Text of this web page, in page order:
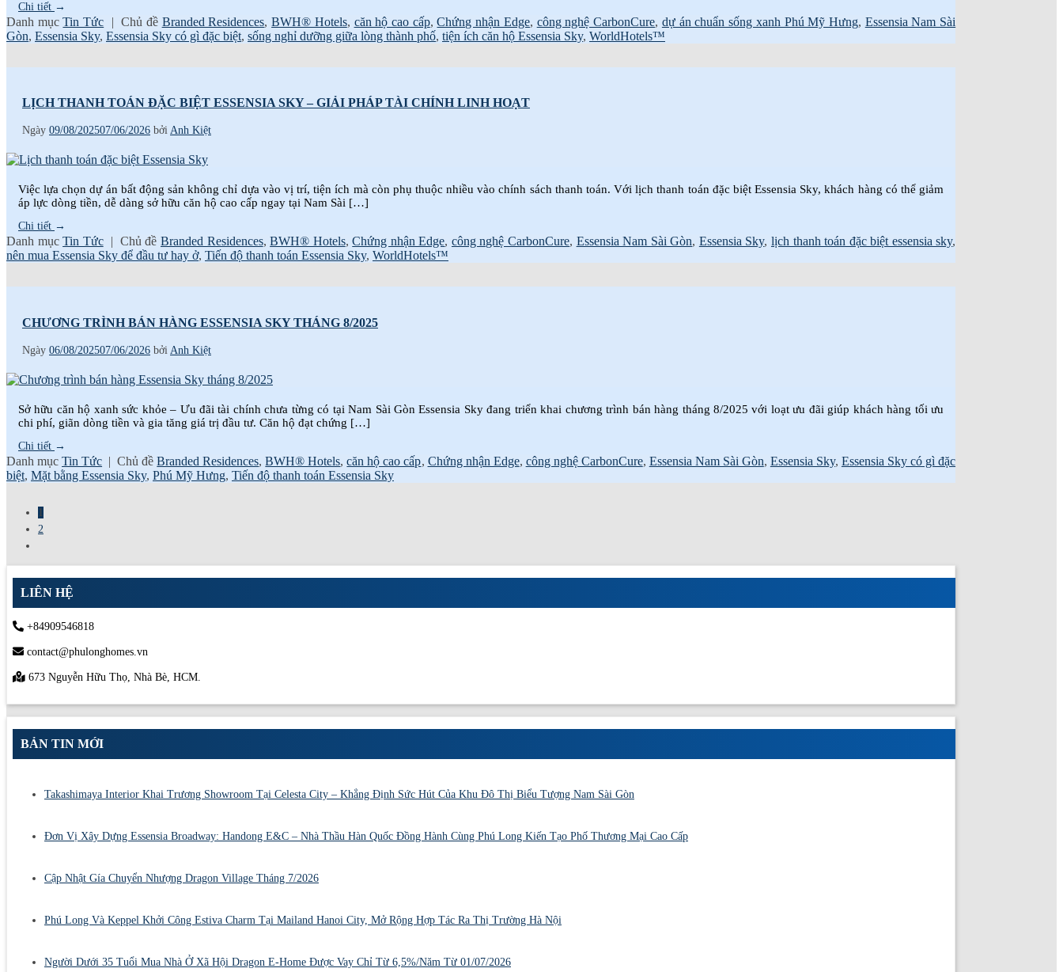
Chi tiết →
Danh mụcTin Tức | Chủ đề Branded Residences,BWH® Hotels, căn hộ cao cấp,Chứng nhận Edge, công nghệ CarbonCure, dự án chuẩn sống xanh Phú Mỹ Hưng, Essensia Nam Sài
Gòn, Essensia Sky, Essensia Sky có gì đặc biệt, sống nghỉ dưỡng giữa lòng thành phố, tiện ích căn hộ Essensia Sky, WorldHotels™
LỊCH THANH TOÁN ĐẶC BIỆT ESSENSIA SKY – GIẢI PHÁP TÀI CHÍNH LINH HOẠT
Ngày 09/08/202507/06/2026 bởi Anh Kiệt
Việc lựa chọn dự án bất động sản không chỉ dựa vào vị trí, tiện ích mà còn phụ thuộc nhiều vào chính sách thanh toán. Với lịch thanh toán đặc biệt Essensia Sky, khách hàng có thể giảm
áp lực dòng tiền, dễ dàng sở hữu căn hộ cao cấp ngay tại Nam Sài […]
Chi tiết →
Danh mụcTin Tức | Chủ đềBranded Residences,BWH® Hotels,Chứng nhận Edge, công nghệ CarbonCure, Essensia Nam Sài Gòn, Essensia Sky, lịch thanh toán đặc biệt essensia sky,
nên mua Essensia Sky để đầu tư hay ở, Tiến độ thanh toán Essensia Sky, WorldHotels™
CHƯƠNG TRÌNH BÁN HÀNG ESSENSIA SKY THÁNG 8/2025
Ngày 06/08/202507/06/2026 bởi Anh Kiệt
Sở hữu căn hộ xanh sức khỏe – Ưu đãi tài chính chưa từng có tại Nam Sài Gòn Essensia Sky đang triển khai chương trình bán hàng tháng 8/2025 với loạt ưu đãi giúp khách hàng tối ưu
chi phí, giãn dòng tiền và gia tăng giá trị đầu tư. Căn hộ đạt chứng […]
Chi tiết →
Danh mụcTin Tức | Chủ đềBranded Residences,BWH® Hotels,căn hộ cao cấp, Chứng nhận Edge, công nghệ CarbonCure, Essensia Nam Sài Gòn, Essensia Sky, Essensia Sky có gì đặc
biệt, Mặt bằng Essensia Sky, Phú Mỹ Hưng, Tiến độ thanh toán Essensia Sky
1
2
LIÊN HỆ
+84909546818
contact@phulonghomes.vn
673 Nguyễn Hữu Thọ, Nhà Bè, HCM.
BẢN TIN MỚI
Takashimaya Interior Khai Trương Showroom Tại Celesta City – Khẳng Định Sức Hút Của Khu Đô Thị Biểu Tượng Nam Sài Gòn
Đơn Vị Xây Dựng Essensia Broadway: Handong E&C – Nhà Thầu Hàn Quốc Đồng Hành Cùng Phú Long Kiến Tạo Phố Thương Mại Cao Cấp
Cập Nhật Gía Chuyển Nhượng Dragon Village Tháng 7/2026
Phú Long Và Keppel Khởi Công Estiva Charm Tại Mailand Hanoi City, Mở Rộng Hợp Tác Ra Thị Trường Hà Nội
Người Dưới 35 Tuổi Mua Nhà Ở Xã Hội Dragon E-Home Được Vay Chỉ Từ 6,5%/Năm Từ 01/07/2026